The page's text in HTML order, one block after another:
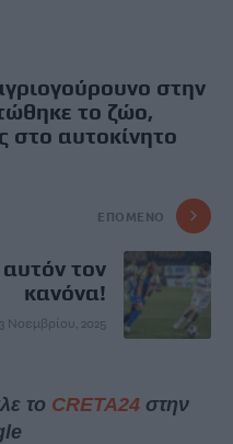
στην
το ζώο,
στο αυτοκίνητο
ΕΠΌΜΕΝΟ
τον
κανόνα!
3 Νοεμβρίου, 2025
το CRETA24στην